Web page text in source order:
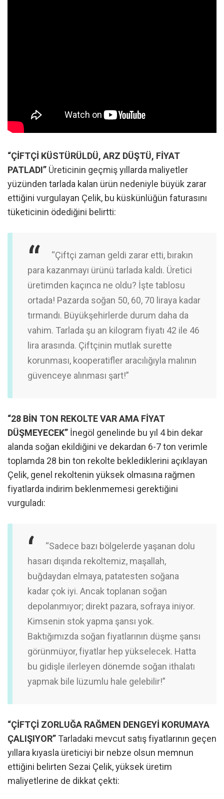
“ÇİFTÇİ KÜSTÜRÜLDÜ, ARZ DÜŞTÜ, FİYAT
PATLADI” Üreticinin geçmiş yıllarda maliyetler
yüzünden tarlada kalan ürün nedeniyle büyük zarar
ettiğini vurgulayan Çelik, bu küskünlüğün faturasını
tüketicinin ödediğini belirtti:
“Çiftçi zaman geldi zarar etti, bırakın
para kazanmayı ürünü tarlada kaldı. Üretici
üretimden kaçınca ne oldu? İşte tablosu
ortada! Pazarda soğan 50, 60, 70 liraya kadar
tırmandı. Büyükşehirlerde durum daha da
vahim. Tarlada şu an kilogram fiyatı 42 ile 46
lira arasında. Çiftçinin mutlak surette
korunması, kooperatifler aracılığıyla malının
güvenceye alınması şart!”
“28 BİN TON REKOLTE VAR AMA FİYAT
DÜŞMEYECEK” İnegöl genelinde bu yıl 4 bin dekar
alanda soğan ekildiğini ve dekardan 6-7 ton verimle
toplamda 28 bin ton rekolte beklediklerini açıklayan
Çelik, genel rekoltenin yüksek olmasına rağmen
fiyatlarda indirim beklenmemesi gerektiğini
vurguladı:
“Sadece bazı bölgelerde yaşanan dolu
hasarı dışında rekoltemiz, maşallah,
buğdaydan elmaya, patatesten soğana
kadar çok iyi. Ancak toplanan soğan
depolanmıyor; direkt pazara, sofraya iniyor.
Kimsenin stok yapma şansı yok.
Baktığımızda soğan fiyatlarının düşme şansı
görünmüyor, fiyatlar hep yükselecek. Hatta
bu gidişle ilerleyen dönemde soğan ithalatı
yapmak bile lüzumlu hale gelebilir!”
“ÇİFTÇİ ZORLUĞA RAĞMEN DENGEYİ KORUMAYA
ÇALIŞIYOR” Tarladaki mevcut satış fiyatlarının geçen
yıllara kıyasla üreticiyi bir nebze olsun memnun
ettiğini belirten Sezai Çelik, yüksek üretim
maliyetlerine de dikkat çekti: